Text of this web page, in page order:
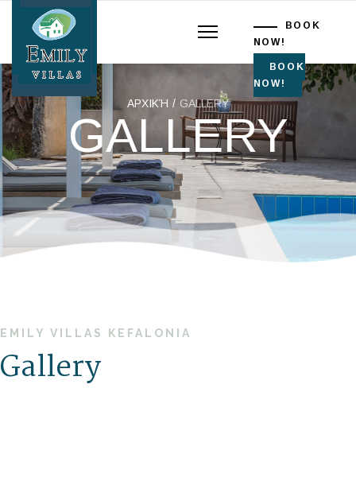
BOOK
NOW!
BOOK
NOW!
ΑΡΧΙΚΉ GALLERY
GALLERY
EMILY VILLAS KEFALONIA
Gallery